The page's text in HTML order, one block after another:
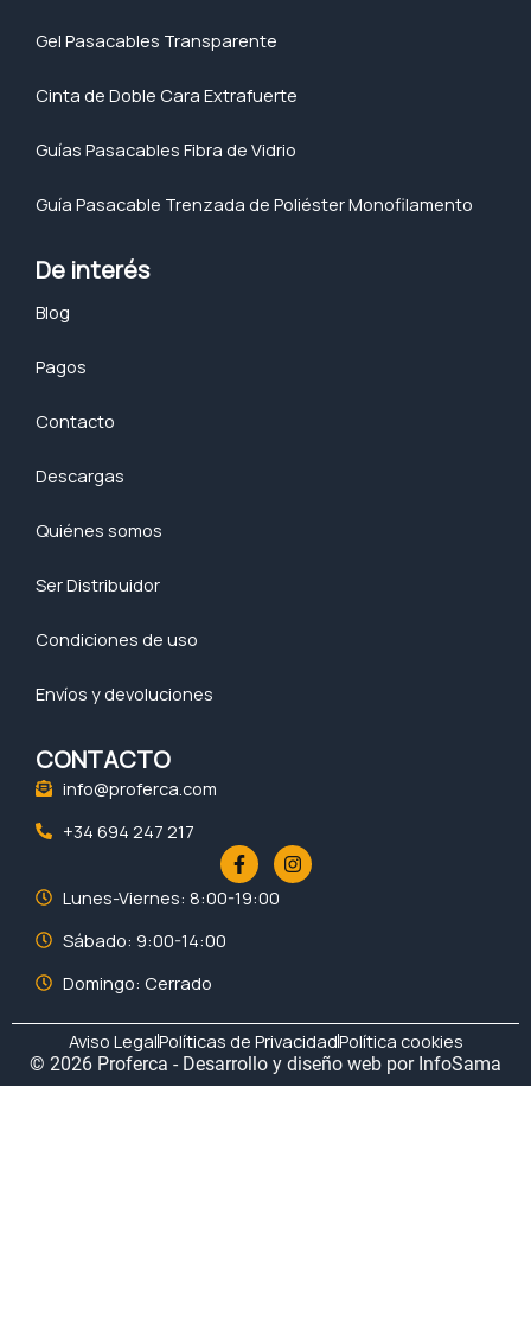
Gel Pasacables Transparente
Cinta de Doble Cara Extrafuerte
Guías Pasacables Fibra de Vidrio
Guía Pasacable Trenzada de Poliéster Monofilamento
De interés
Blog
Pagos
Contacto
Descargas
Quiénes somos
Ser Distribuidor
Condiciones de uso
Envíos y devoluciones
CONTACTO
info@proferca.com
+34 694 247 217
F
a
c
e
f
I
n
s
Lunes-Viernes: 8:00-19:00
Sábado: 9:00-14:00
Domingo: Cerrado
Aviso LegalPolíticas de PrivacidadPolítica cookies
© 2026 Proferca - Desarrollo y diseño web por InfoSama